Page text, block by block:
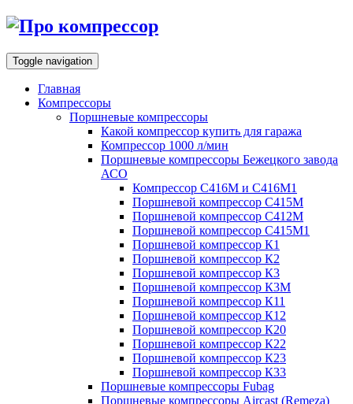
Toggle navigation
Главная
Компрессоры
Поршневые компрессоры
Какой компрессор купить для гаража
Компрессор 1000 л/мин
Поршневые компрессоры Бежецкого завода
АСО
Компрессор С416М и С416М1
Поршневой компрессор С415М
Поршневой компрессор С412М
Поршневой компрессор С415М1
Поршневой компрессор К1
Поршневой компрессор К2
Поршневой компрессор К3
Поршневой компрессор К3М
Поршневой компрессор К11
Поршневой компрессор К12
Поршневой компрессор К20
Поршневой компрессор К22
Поршневой компрессор К23
Поршневой компрессор К33
Поршневые компрессоры Fubag
Поршневые компрессоры Aircast (Remeza)